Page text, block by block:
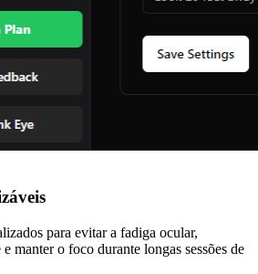
para evitar a fadiga ocular,
manter o foco durante longas sessões de